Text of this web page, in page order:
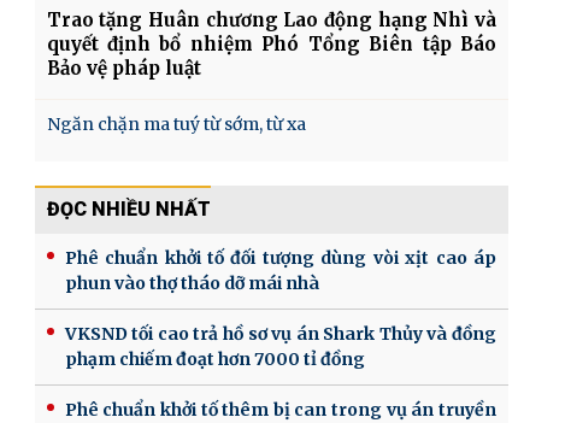
Trao tặng Huân chương Lao động hạng Nhì và
quyết định bổ nhiệm Phó Tổng Biên tập Báo
Bảo vệ pháp luật
Ngăn chặn ma tuý từ sớm, từ xa
ĐỌC NHIỀU NHẤT
Phê chuẩn khởi tố đối tượng dùng vòi xịt cao áp
phun vào thợ tháo dỡ mái nhà
VKSND tối cao trả hồ sơ vụ án Shark Thủy và đồng
phạm chiếm đoạt hơn 7000 tỉ đồng
Phê chuẩn khởi tố thêm bị can trong vụ án truyền